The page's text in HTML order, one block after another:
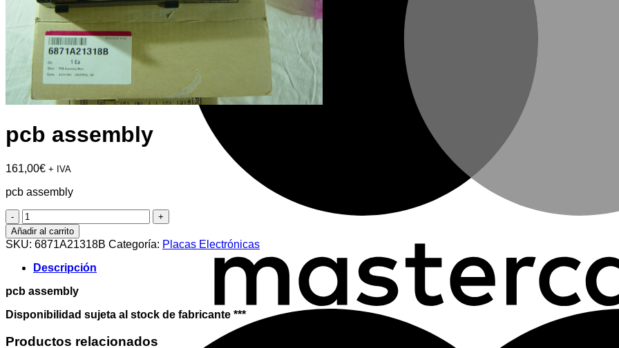
pcb assembly
161,00€ + IVA
pcb assembly
pcb
assembly
cantidad
Añadir al carrito
SKU: 6871A21318B Categoría: Placas Electrónicas
Descripción
pcb assembly
Disponibilidad sujeta al stock de fabricante ***
Productos relacionados